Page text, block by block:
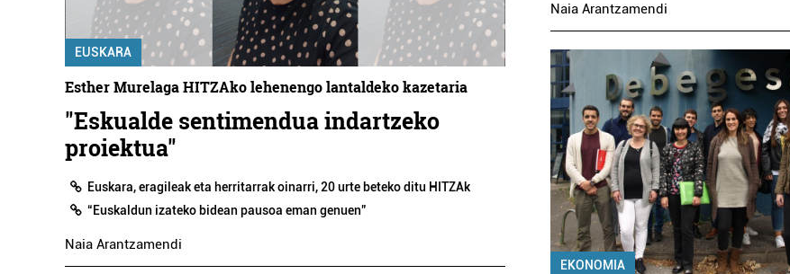
EUSKARA
Esther Murelaga HITZAko lehenengo lantaldeko kazetaria
"Eskualde sentimendua indartzeko
proiektua"
Euskara, eragileak eta herritarrak oinarri, 20 urte beteko ditu HITZAk
“Euskaldun izateko bidean pausoa eman genuen”
Naia Arantzamendi
Naia Arantzamendi
EKONOMIA